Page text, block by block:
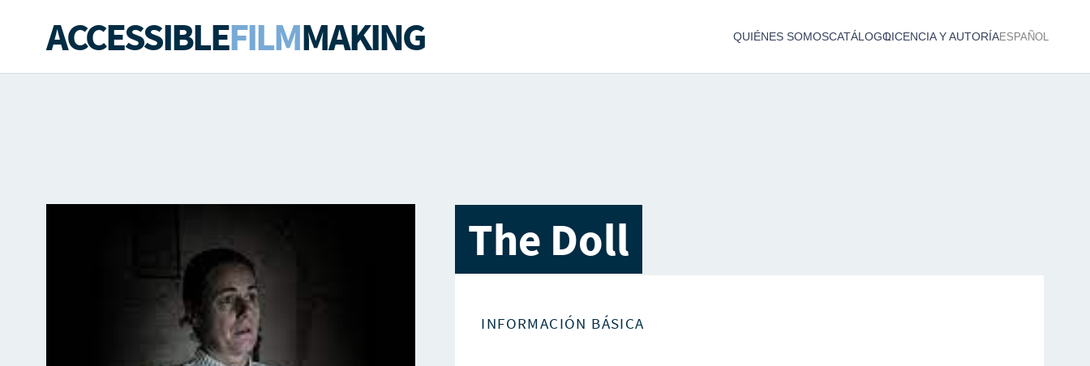
ACCESSIBLEFILMMAKING QUIÉNES SOMOSCATÁLOGOLICENCIA Y AUTORÍAESPAÑOL
The Doll
INFORMACIÓN BÁSICA